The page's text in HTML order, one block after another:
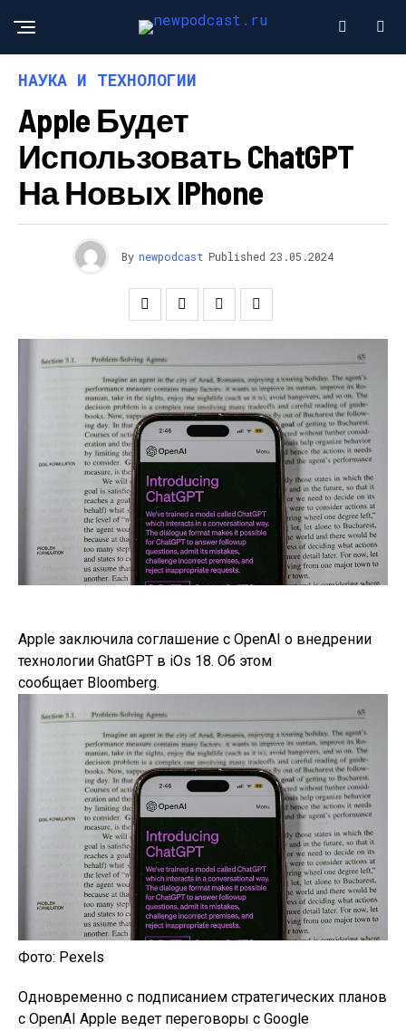
НАУКА И ТЕХНОЛОГИИ
Apple Будет
Использовать ChatGPT
На Новых IPhone
By newpodcast Published 23.05.2024
Apple заключила соглашение с OpenAI о внедрении
технологии GhatGPT в iOs 18. Об этом
сообщает Bloomberg.
Фото: Pexels
Одновременно с подписанием стратегических планов
с OpenAI Apple ведет переговоры с Google